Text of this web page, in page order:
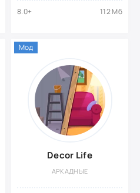
8.0+ 112 Мб
Decor Life
АРКАДНЫЕ
Мод